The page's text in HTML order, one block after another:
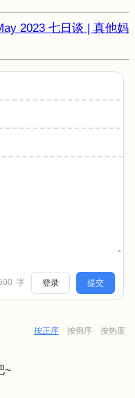
2023 七日谈 | 真他妈
字 登录 提交
按正序 按倒序 按热度
~